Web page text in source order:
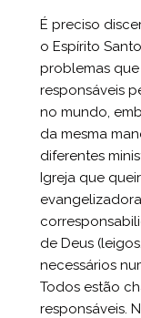
É preciso
o Espírito
problemas que
responsáveis
no mundo,
da mesma
diferentes
Igreja que
de Deus
necessários
Todos estão
responsáveis.